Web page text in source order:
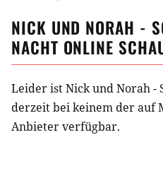
NICK UND NORAH -
NACHT ONLINE
Leider ist Nick und Norah -
derzeit bei keinem der auf
Anbieter verfügbar.